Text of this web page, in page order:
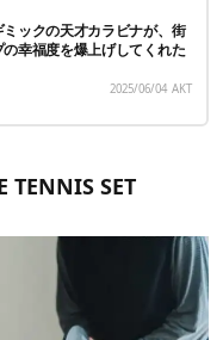
ックの天才カラビナが、街
幸福度を爆上げしてくれた
2025/06/04 AKT
TENNIS SET